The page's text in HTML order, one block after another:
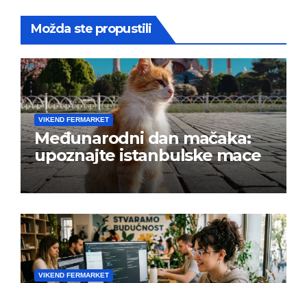
Možda ste propustili
VIKEND FERMARKET
Međunarodni dan mačaka:
upoznajte istanbulske mace
VIKEND FERMARKET